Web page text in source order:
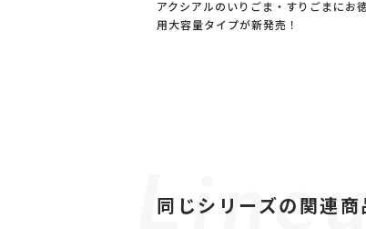
のいりごま・すりごまにお徳
ふわもち食感のパンに佐渡産牛乳
イップとバター風味クリーム
同じシリーズの関連商